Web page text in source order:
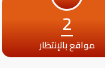
2
مواقع بالإنتظار